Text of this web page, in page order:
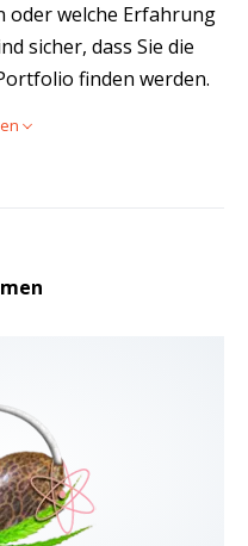
oder welche Erfahrung
sicher, dass Sie die
finden werden.